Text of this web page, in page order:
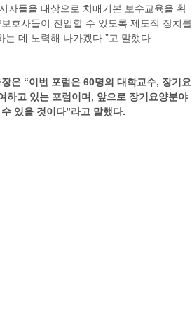
자들을 대상으로 치매기본 보수교육을 확
호사들이 진입할 수 있도록 제도적 장치를
데 노력해 나가겠다.”고 말했다.
은 “이번 포럼은 60명의 대학교수, 장기요
하고 있는 포럼이며, 앞으로 장기요양분야
있을 것이다”라고 말했다.